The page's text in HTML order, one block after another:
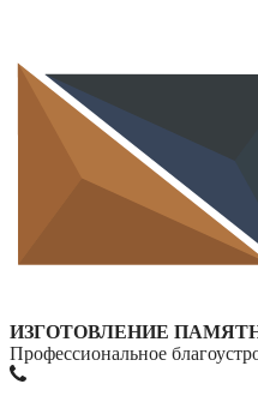
ИЗГОТОВЛЕНИЕ
Профессиональное